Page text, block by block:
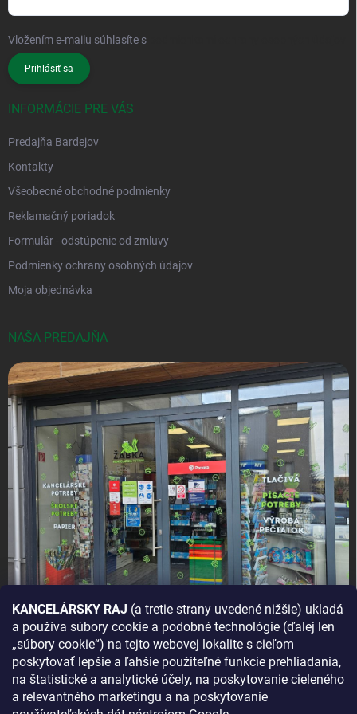
KANCELÁRSKY RAJ (a tretie strany uvedené nižšie) ukladá
a používa súbory cookie a podobné technológie (ďalej len
„súbory cookie“) na tejto webovej lokalite s cieľom
poskytovať lepšie a ľahšie použiteľné funkcie prehliadania,
na štatistické a analytické účely, na poskytovanie cieleného
a relevantného marketingu a na poskytovanie
Vložením e-mailu súhlasíte s
Prihlásiť sa
INFORMÁCIE PRE VÁS
Predajňa Bardejov
Kontakty
Všeobecné obchodné podmienky
Reklamačný poriadok
Formulár - odstúpenie od zmluvy
Podmienky ochrany osobných údajov
Moja objednávka
NAŠA PREDAJŇA
AKO SA K NÁM DOSTANETE?